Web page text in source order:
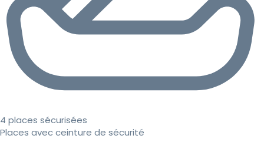
4 places sécurisées
Places avec ceinture de sécurité